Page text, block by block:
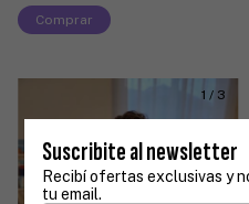
Comprar
1 / 3
Suscribite al newsletter
Recibí ofertas exclusivas y
tu email.